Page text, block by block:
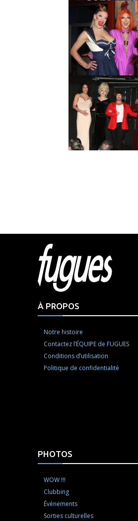
À PROPOS
Notre histoire
Contactez l’ÉQUIPE de FUGUES
Conditions d’utilisation
Politique de confidentialité
PHOTOS
WOW !!!
Clubbing
Événements
Sorties culturelles